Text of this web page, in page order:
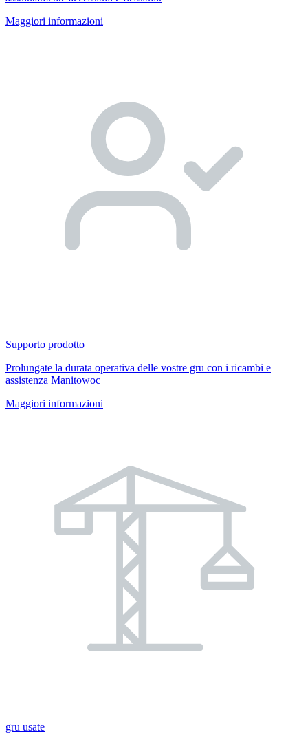
Maggiori informazioni
Supporto prodotto
Prolungate la durata operativa delle vostre gru con i ricambi e
assistenza Manitowoc
Maggiori informazioni
gru usate